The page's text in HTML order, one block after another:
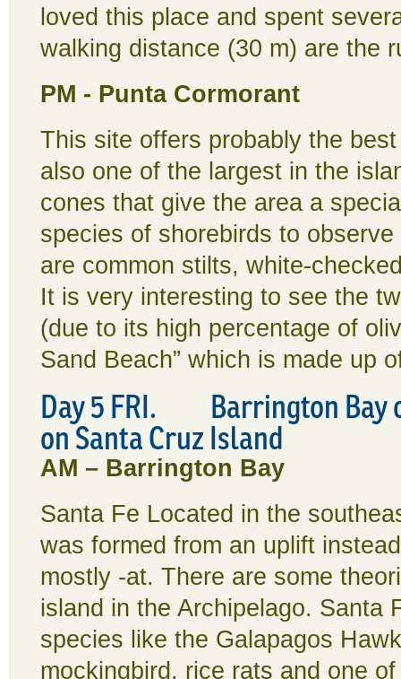
loved this place and spent
walking distance (30 m) are the
PM - Punta Cormorant
This site offers probably the
also one of the largest in the
cones that give the area a
species of shorebirds to
are common stilts, white-
It is very interesting to see the
(due to its high percentage of
Sand Beach” which is made up
Day 5 FRI. Barrington Bay
on Santa Cruz Island
AM – Barrington Bay
Santa Fe Located in the
was formed from an uplift
mostly ‑at. There are some
island in the Archipelago. Santa
species like the Galapagos
mockingbird, rice rats and one